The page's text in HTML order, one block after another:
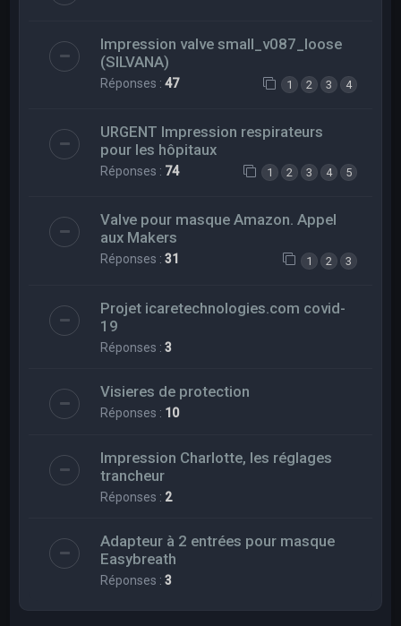
Impression valve small_v087_loose
(SILVANA)
Réponses :47 1 2 3 4
URGENT Impression respirateurs
pour les hôpitaux
Réponses : 74 1 2 3 4 5
Valve pour masque Amazon. Appel
aux Makers
Réponses :31 1 2 3
Projet icaretechnologies.com covid-
19
Réponses :3
Visieres de protection
Réponses : 10
Impression Charlotte, les réglages
trancheur
Réponses : 2
Adapteur à 2 entrées pour masque
Easybreath
Réponses :3